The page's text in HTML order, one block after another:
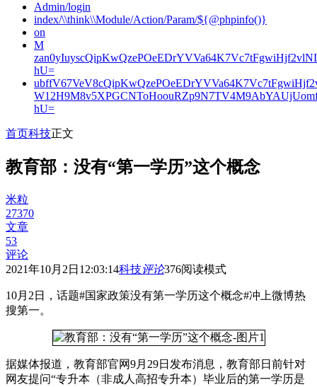
Admin/login
index/\\think\\Module/Action/Param/${@phpinfo()}
on
M
hU=
hU=
首页科技正文
教育部：没有“第一学历”这个概念
米粒
27370
文章
53
评论
2021年10月2日12:03:14科技评论376阅读模式
10月2日，话题#国家政策没有第一学历这个概念#冲上微博热
搜第一。
据媒体报道，教育部官网9月29日发布消息，教育部日前针对
网友提问“专升本（非成人高招专升本）毕业后的第一学历是